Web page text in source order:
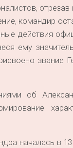
отрезав
командир
действия
ему
звание
об
началась в 13